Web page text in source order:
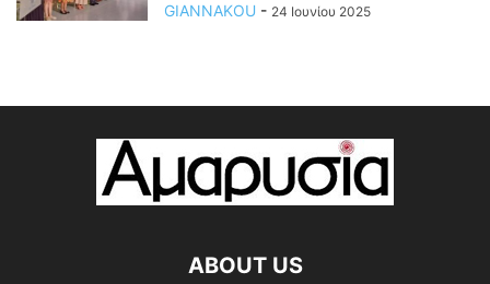
GIANNAKOU - 24 Ιουνίου 2025
ABOUT US